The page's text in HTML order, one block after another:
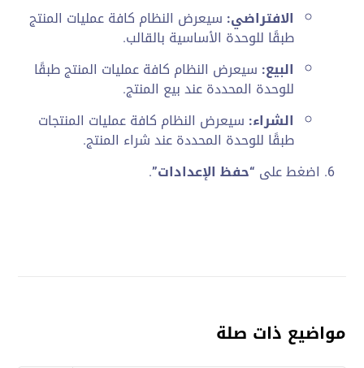
الافتراضي: سيعرض النظام كافة عمليات المنتج
طبقًا للوحدة الأساسية بالقالب.
البيع: سيعرض النظام كافة عمليات المنتج طبقًا
للوحدة المحددة عند بيع المنتج.
الشراء: سيعرض النظام كافة عمليات المنتجات
طبقًا للوحدة المحددة عند شراء المنتج.
اضغط على “حفظ الإعدادات”.
مواضيع ذات صلة